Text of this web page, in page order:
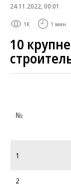
24.11.2022, 00:01
1K 1 мин.
10
№
1
2